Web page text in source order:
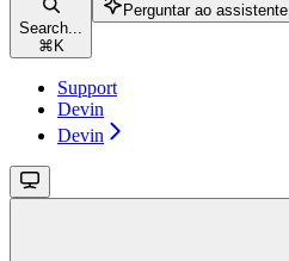
Search...
⌘ K
Perguntar ao assistente
Support
Devin
Devin